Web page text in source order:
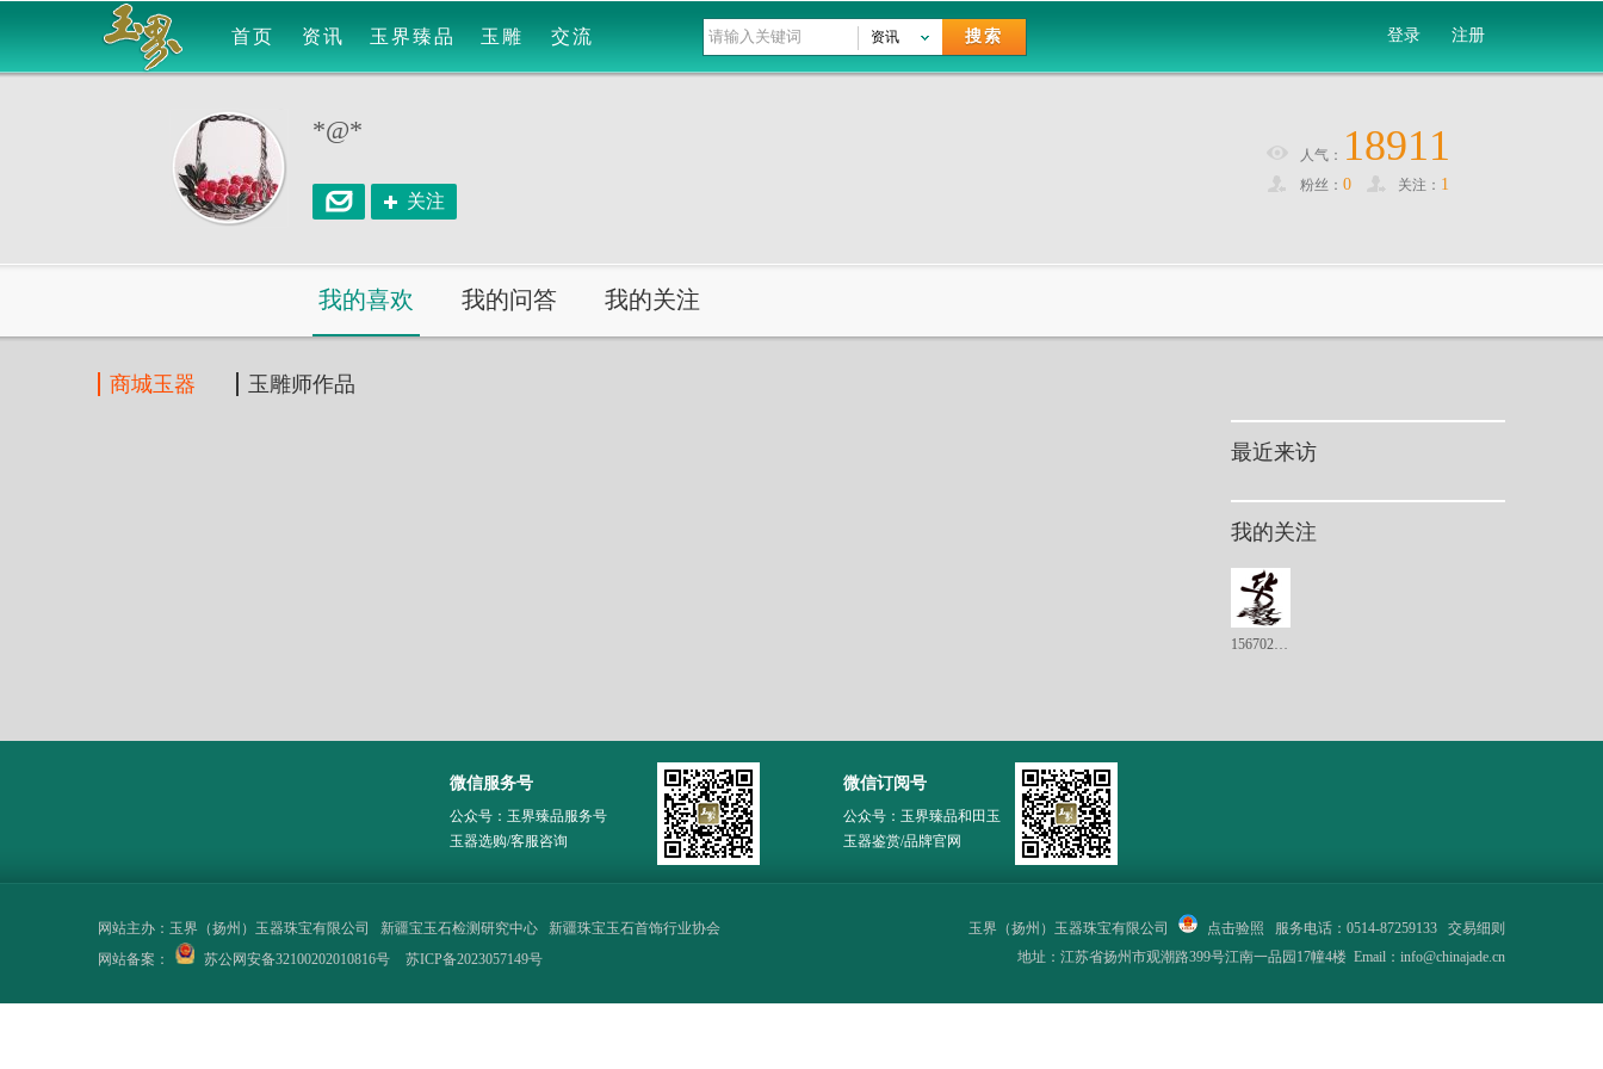
首页 资讯 玉界臻品 玉雕 交流 搜索
资讯 登录 注册
*@*
关注
人气： 18911
粉丝： 0 关注： 1
我的喜欢 我的问答 我的关注
商城玉器 玉雕师作品
最近来访
我的关注
15670238858
微信服务号
公众号：玉界臻品服务号
玉器选购/客服咨询
微信订阅号
公众号：玉界臻品和田玉
玉器鉴赏/品牌官网
玉界（扬州）玉器珠宝有限公司 点击验照 服务电话：0514-87259133 交易细则
地址：江苏省扬州市观潮路399号江南一品园17幢4楼 Email：info@chinajade.cn
网站主办： 玉界（扬州）玉器珠宝有限公司 新疆宝玉石检测研究中心
新疆珠宝玉石首饰行业协会
网站备案：
苏公网安备32100202010816号 苏ICP备2023057149号